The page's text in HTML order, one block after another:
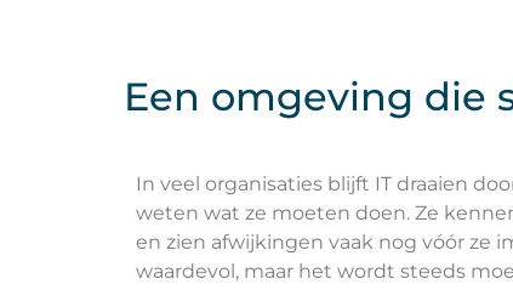
Een omgeving die
In veel organisaties blijft IT draaien
weten wat ze moeten doen. Ze
en zien afwijkingen vaak nog vóór ze
waardevol, maar het wordt steeds